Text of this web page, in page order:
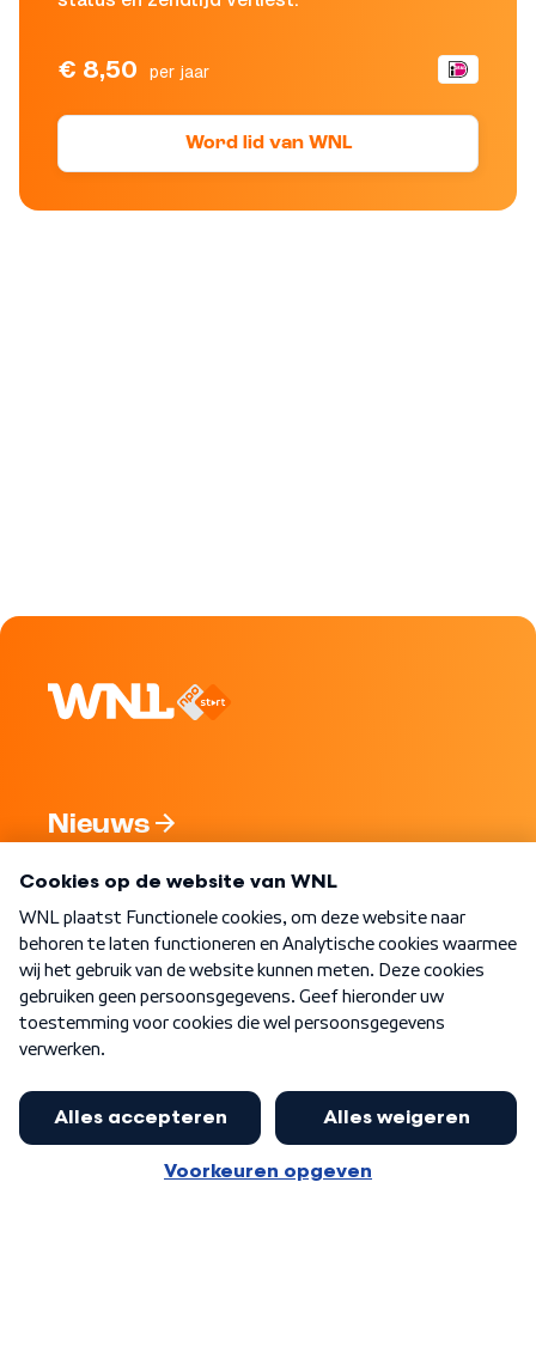
€ 8,50 per jaar
Word lid van WNL
Nieuws
Nieuwsbrief
Word Lid